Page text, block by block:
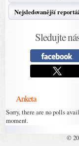
Nejsledovanější
Sledujte
Anketa
Sorry, there are no polls
moment.
©